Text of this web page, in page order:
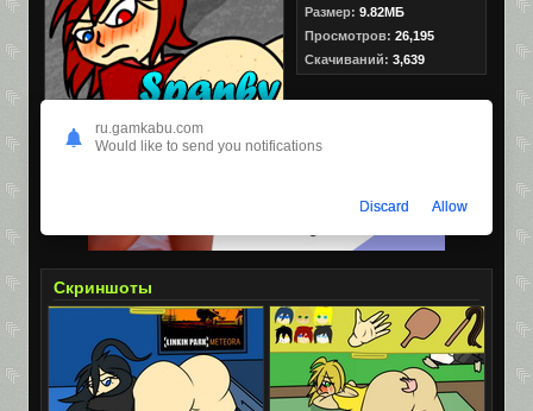
Размер: 9.82МБ
Просмотров: 26,195
Скачиваний: 3,639
Скриншоты
ru.gamkabu.com
Would like to send you notifications
Discard Allow